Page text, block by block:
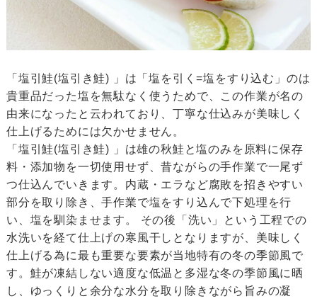
「塩引鮭(塩引き鮭) 」は「塩を引く=塩をすり込む」のは
貴重品だった塩を無駄なく使うためで、この作業が名の
由来になったと云われており、丁寧な仕込みが美味しく
仕上げるためには欠かせません。
「塩引鮭(塩引き鮭) 」は雄の秋鮭と塩のみを原料に保存
料・添加物を一切使用せず、昔ながらの手作業で一尾ず
つ仕込んでいきます。内蔵・エラなど腐敗を招きやすい
部分を取り除き、手作業で塩をすり込んで下処理を行
い、塩を馴染ませます。 その後「洗い」という工程での
水洗いを経て仕上げの寒風干しとなりますが、美味しく
仕上げる為に最も重要な要素が当地特有の冬の季節風で
す。鮭が凍結しない適度な低温と多湿な冬の季節風に晒
し、ゆっくりと余分な水分を取り除きながら旨みの凝